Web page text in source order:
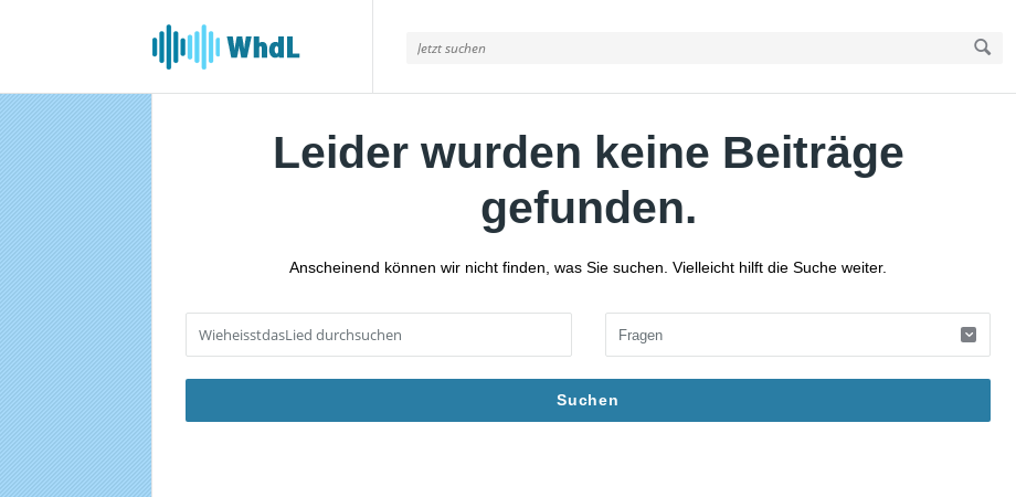
Musikforum
von
Leider wurden keine Beiträge
gefunden.
Anscheinend können wir nicht finden, was Sie suchen. Vielleicht hilft die Suche weiter.